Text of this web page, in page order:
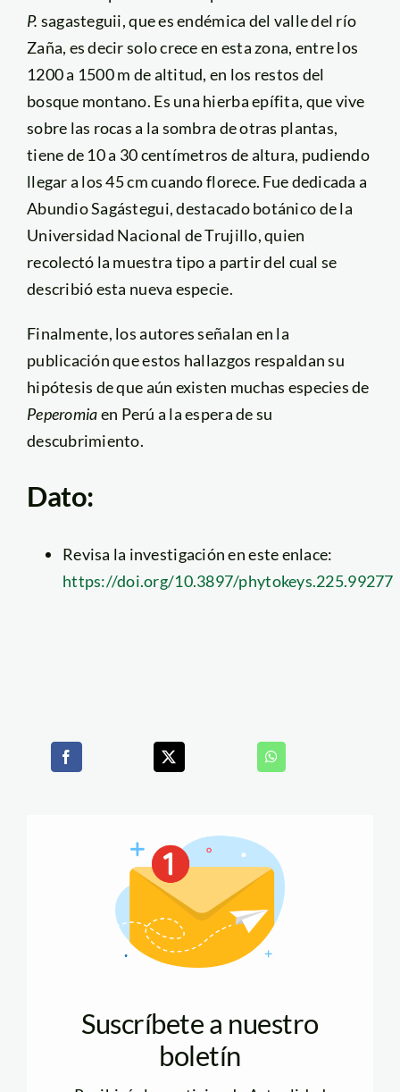
P. sagasteguii, que es endémica del valle del río
Zaña, es decir solo crece en esta zona, entre los
1200 a 1500 m de altitud, en los restos del
bosque montano. Es una hierba epífita, que vive
sobre las rocas a la sombra de otras plantas,
tiene de 10 a 30 centímetros de altura, pudiendo
llegar a los 45 cm cuando florece. Fue dedicada a
Abundio Sagástegui, destacado botánico de la
Universidad Nacional de Trujillo, quien
recolectó la muestra tipo a partir del cual se
describió esta nueva especie.
Finalmente, los autores señalan en la
publicación que estos hallazgos respaldan su
hipótesis de que aún existen muchas especies de
Peperomiaen Perú a la espera de su
descubrimiento.
Dato:
Revisa la investigación en este enlace:
https://doi.org/10.3897/phytokeys.225.99277
Suscríbete a nuestro
boletín